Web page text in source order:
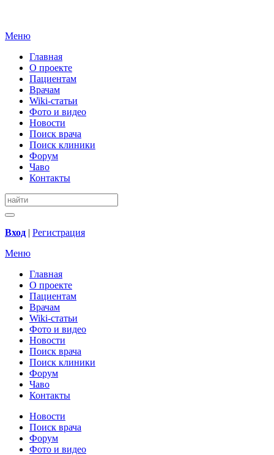
Меню
Главная
О проекте
Пациентам
Врачам
Wiki-статьи
Фото и видео
Новости
Поиск врача
Поиск клиники
Форум
Чаво
Контакты
Вход | Регистрация
Меню
Главная
О проекте
Пациентам
Врачам
Wiki-статьи
Фото и видео
Новости
Поиск врача
Поиск клиники
Форум
Чаво
Контакты
Новости
Поиск врача
Форум
Фото и видео